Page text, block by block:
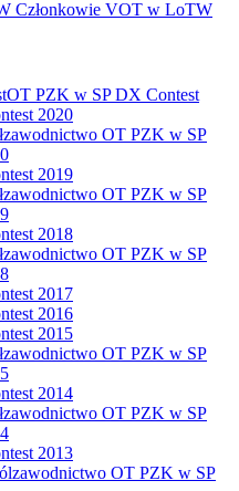
Członkowie VOT w LoTW
OT PZK w SP DX Contest
2020
OT PZK w SP
2019
OT PZK w SP
2018
OT PZK w SP
2017
2016
2015
OT PZK w SP
2014
OT PZK w SP
2013
OT PZK w SP